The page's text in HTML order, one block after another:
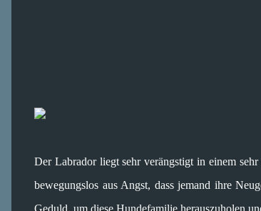
Der Labrador liegt sehr verängstigt in einem
bewegungslos aus Angst, dass jemand ihre
Geduld, um diese Hundefamilie herauszuholen